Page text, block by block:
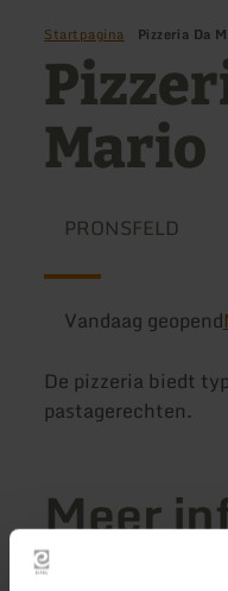
Startpagina Pizzeria Da
Mario
PRONSFELD
Vandaag geopend
De pizzeria biedt
pastagerechten.
Meer